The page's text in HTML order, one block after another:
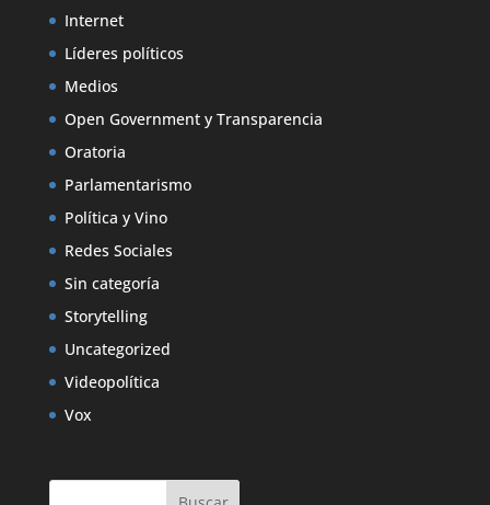
Internet
Líderes políticos
Medios
Open Government y Transparencia
Oratoria
Parlamentarismo
Política y Vino
Redes Sociales
Sin categoría
Storytelling
Uncategorized
Videopolítica
Vox